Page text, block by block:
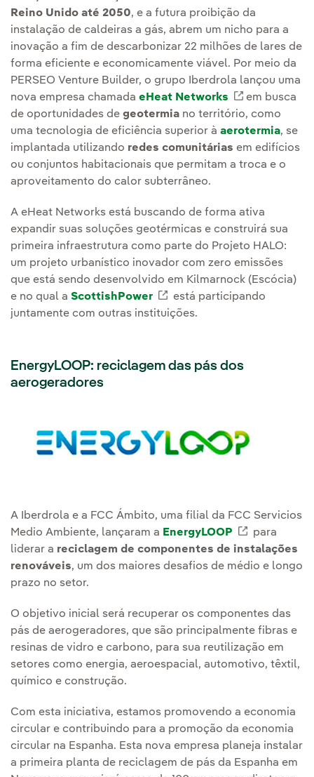
Reino Unido até 2050, e a futura proibição da
instalação de caldeiras a gás, abrem um nicho para a
inovação a fim de descarbonizar 22 milhões de lares de
forma eficiente e economicamente viável. Por meio da
PERSEO Venture Builder, o grupo Iberdrola lançou uma
nova empresa chamada eHeat Networks Link
em busca
de oportunidades de geotermia no território, como
uma tecnologia de eficiência superior à aerotermia, se
implantada utilizando redes comunitárias em edifícios
ou conjuntos habitacionais que permitam a troca e o
aproveitamento do calor subterrâneo.
A eHeat Networks está buscando de forma ativa
expandir suas soluções geotérmicas e construirá sua
primeira infraestrutura como parte do Projeto HALO:
um projeto urbanístico inovador com zero emissões
que está sendo desenvolvido em Kilmarnock (Escócia)
e no qual a ScottishPower Link externo, abra em
está participando
juntamente com outras instituições.
EnergyLOOP: reciclagem das pás dos
aerogeradores
A Iberdrola e a FCC Ámbito, uma filial da FCC Servicios
Medio Ambiente, lançaram a EnergyLOOP Link
para
liderar a reciclagem de componentes de instalações
renováveis, um dos maiores desafios de médio e longo
prazo no setor.
O objetivo inicial será recuperar os componentes das
pás de aerogeradores, que são principalmente fibras e
resinas de vidro e carbono, para sua reutilização em
setores como energia, aeroespacial, automotivo, têxtil,
químico e construção.
Com esta iniciativa, estamos promovendo a economia
circular e contribuindo para a promoção da economia
circular na Espanha. Esta nova empresa planeja instalar
a primeira planta de reciclagem de pás da Espanha em